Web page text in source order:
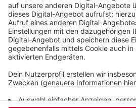
Anzeige
Anzeige